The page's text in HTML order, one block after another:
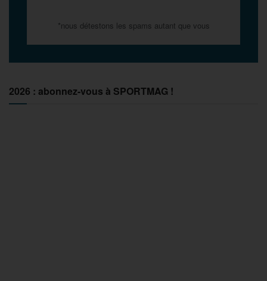
*nous détestons les spams autant que vous
2026 : abonnez-vous à SPORTMAG !